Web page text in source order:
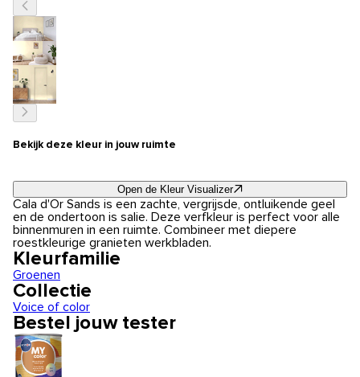
Bekijk deze kleur in jouw ruimte
Open de Kleur Visualizer
Cala d'Or Sands is een zachte, vergrijsde, ontluikende geel
en de ondertoon is salie. Deze verfkleur is perfect voor alle
binnenmuren in een ruimte. Combineer met diepere
roestkleurige granieten werkbladen.
Kleurfamilie
Groenen
Collectie
Voice of color
Bestel jouw tester